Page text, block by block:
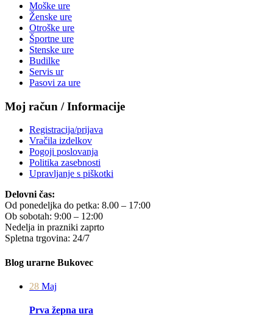
Moške ure
Ženske ure
Otroške ure
Športne ure
Stenske ure
Budilke
Servis ur
Pasovi za ure
Moj račun / Informacije
Registracija/prijava
Vračila izdelkov
Pogoji poslovanja
Politika zasebnosti
Upravljanje s piškotki
Delovni čas:
Od ponedeljka do petka: 8.00 – 17:00
Ob sobotah: 9:00 – 12:00
Nedelja in prazniki zaprto
Spletna trgovina: 24/7
Blog urarne Bukovec
28 Maj
Prva žepna ura